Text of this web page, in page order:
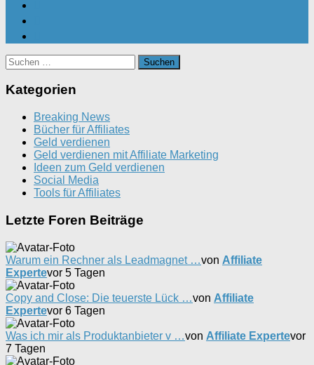
Suchen
nach:
Kategorien
Breaking News
Bücher für Affiliates
Geld verdienen
Geld verdienen mit Affiliate Marketing
Ideen zum Geld verdienen
Social Media
Tools für Affiliates
Letzte Foren Beiträge
Warum ein Rechner als Leadmagnet …von Affiliate
Expertevor 5 Tagen
Copy and Close: Die teuerste Lück …von Affiliate
Expertevor 6 Tagen
Was ich mir als Produktanbieter v …von Affiliate Expertevor
7 Tagen